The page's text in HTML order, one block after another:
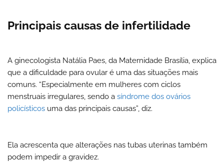
Principais causas de infertilidade
A ginecologista Natália Paes, da Maternidade Brasília, explica
que a dificuldade para ovular é uma das situações mais
comuns. “Especialmente em mulheres com ciclos
menstruais irregulares, sendo a síndrome dos ovários
policísticos uma das principais causas”, diz.
Ela acrescenta que alterações nas tubas uterinas também
podem impedir a gravidez.